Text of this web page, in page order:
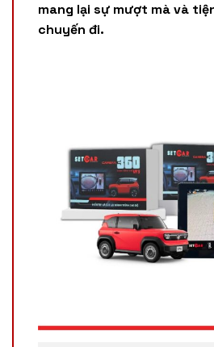
mang lại sự mượt mà và
chuyến đi.